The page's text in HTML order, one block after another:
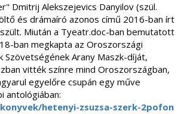
Dmitrij Alekszejevics Danyilov (szül.
és drámaíró azonos című 2016-ban írt
Miután a Tyeatr.doc-ban bemutatott
ban megkapta az Oroszországi
Szövetségének Arany Maszk-díját,
vitték színre mind Oroszországban,
egyelőre csupán egy műve
antológiában:
hetenyi-zsuzsa-szerk-2pofon